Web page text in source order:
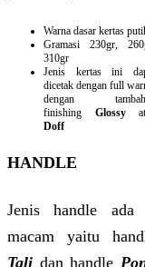
Warna dasar kertas
Gramasi 230gr,
310gr
Jenis kertas ini
dicetak dengan full
dengan
finishing Glossy
Doff
HANDLE
Jenis handle ada
macam yaitu
Tali dan handle